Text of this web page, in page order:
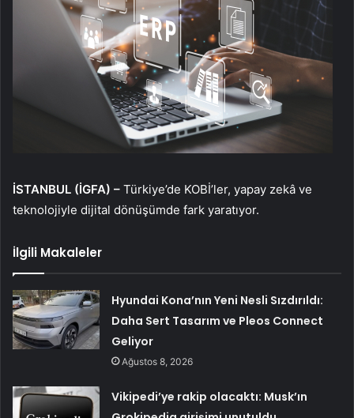
İSTANBUL (İGFA) – Türkiye’de KOBİ’ler, yapay zekâ ve
teknolojiyle dijital dönüşümde fark yaratıyor.
İlgili Makaleler
Hyundai Kona’nın Yeni Nesli Sızdırıldı:
Daha Sert Tasarım ve Pleos Connect
Geliyor
Ağustos 8, 2026
Vikipedi’ye rakip olacaktı: Musk’ın